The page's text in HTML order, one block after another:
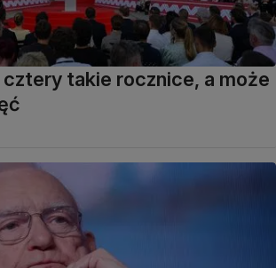
takie rocznice, a może